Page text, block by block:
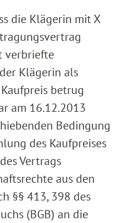
die Klägerin mit X
verbriefte
Klägerin als
betrug
am 16.12.2013
Bedingung
des Kaufpreises
Vertrags
aus den
§§ 413, 398 des
(BGB) an die